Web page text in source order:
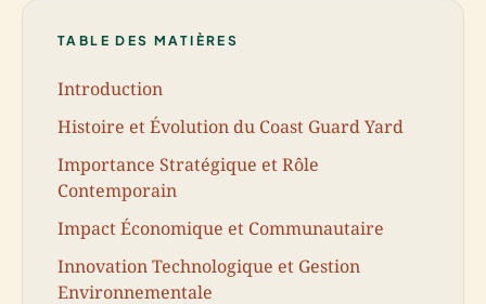
TABLE DES MATIÈRES
Introduction
Histoire et Évolution du Coast Guard Yard
Importance Stratégique et Rôle
Contemporain
Impact Économique et Communautaire
Innovation Technologique et Gestion
Environnementale